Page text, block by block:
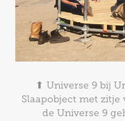
⬆ Universe 9 bij
Slaapobject met zitje
de Universe 9